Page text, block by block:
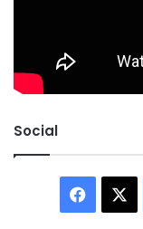
Social